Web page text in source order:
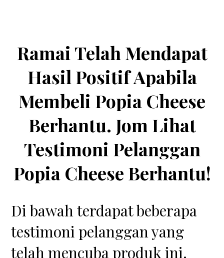
Ramai Telah Mendapat
Hasil Positif Apabila
Membeli Popia Cheese
Berhantu. Jom Lihat
Testimoni Pelanggan
Popia Cheese Berhantu!
Di bawah terdapat beberapa
testimoni pelanggan yang
telah mencuba produk ini.